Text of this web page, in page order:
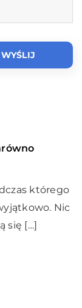
2020
którego
Nic
się […]